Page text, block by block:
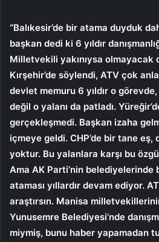
“Balıkesir’de bir atama duyduk
başkan dedi ki 6 yıldır
Milletvekili yakınıysa olmayacak
Kırşehir’de söylendi, ATV çok
devlet memuru 6 yıldır o
değil o yalanı da patladı.
gerçekleşmedi. Başkan izaha
içmeye geldi. CHP’de bir tane eş,
yoktur. Bu yalanlara karşı bu
Ama AK Parti’nin belediyelerinde
ataması yıllardır devam ediyor.
araştırsın. Manisa
Yunusemre Belediyesi’nde
miymiş, bunu haber yapamadan